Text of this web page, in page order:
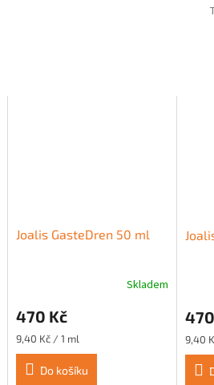
Joalis GasteDren 50 ml
Skladem
470 Kč
Měrná
cena:
9,40 Kč / 1 ml
Do košíku
Měrná
cena:
9,40